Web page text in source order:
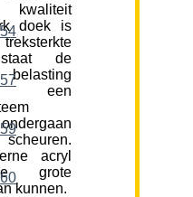
kwaliteit
doek is
de
belasting
acryl
grote
kunnen.